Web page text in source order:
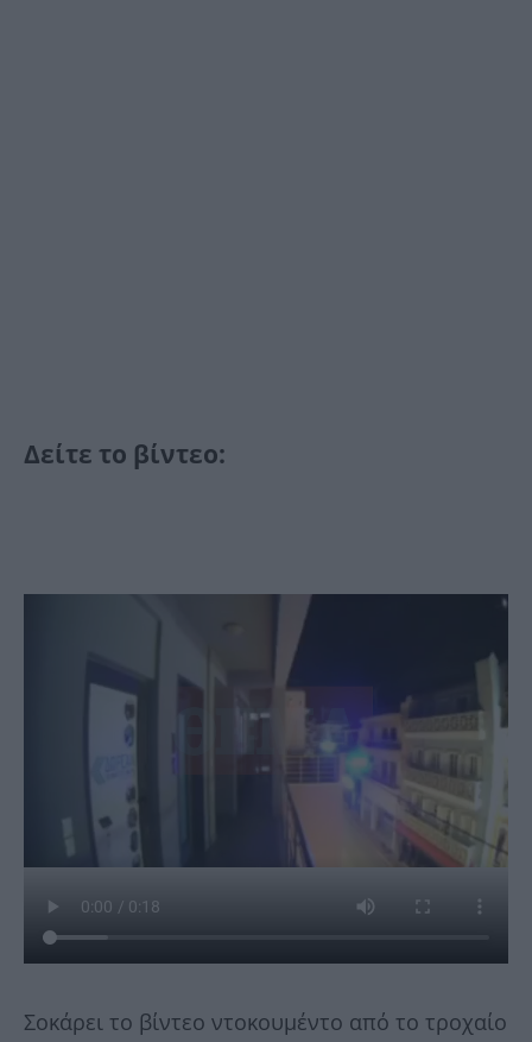
Δείτε το βίντεο:
Σοκάρει το βίντεο ντοκουμέντο από το τροχαίο